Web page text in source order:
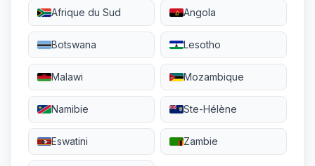
Afrique du Sud Angola
Botswana Lesotho
Malawi Mozambique
Namibie Ste-Hélène
Eswatini Zambie